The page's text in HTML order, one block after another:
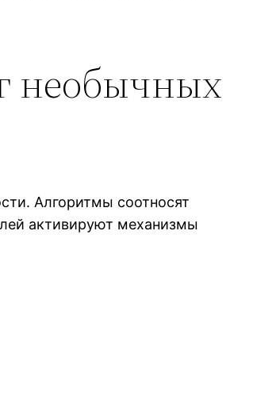
необычных
Алгоритмы соотносят
активируют механизмы